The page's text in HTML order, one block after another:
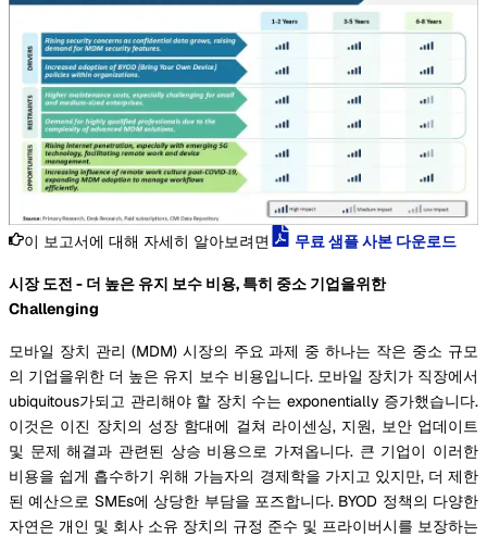
이 보고서에 대해 자세히 알아보려면 무료 샘플 사본 다운로드
시장 도전 - 더 높은 유지 보수 비용, 특히 중소 기업을위한
Challenging
모바일 장치 관리 (MDM) 시장의 주요 과제 중 하나는 작은 중소 규모
의 기업을위한 더 높은 유지 보수 비용입니다. 모바일 장치가 직장에서
ubiquitous가되고 관리해야 할 장치 수는 exponentially 증가했습니다.
이것은 이진 장치의 성장 함대에 걸쳐 라이센싱, 지원, 보안 업데이트
및 문제 해결과 관련된 상승 비용으로 가져옵니다. 큰 기업이 이러한
비용을 쉽게 흡수하기 위해 가늠자의 경제학을 가지고 있지만, 더 제한
된 예산으로 SMEs에 상당한 부담을 포즈합니다. BYOD 정책의 다양한
자연은 개인 및 회사 소유 장치의 규정 준수 및 프라이버시를 보장하는